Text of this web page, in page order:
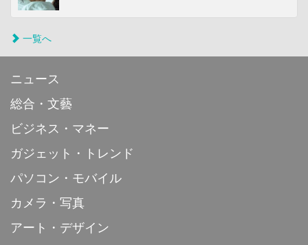
一覧へ
ニュース
総合・文藝
ビジネス・マネー
ガジェット・トレンド
パソコン・モバイル
カメラ・写真
アート・デザイン